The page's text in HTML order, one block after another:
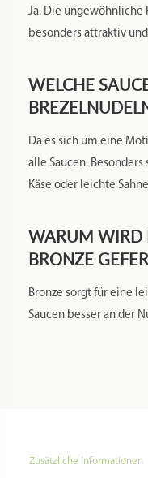
Ja. Die ungewöhnliche
besonders attraktiv
WELCHE
Da es sich um eine
alle Saucen.
Käse oder leichte
WARUM WIRD
BRONZE
Bronze sorgt für eine
Saucen besser an der
Zusätzliche Informationen